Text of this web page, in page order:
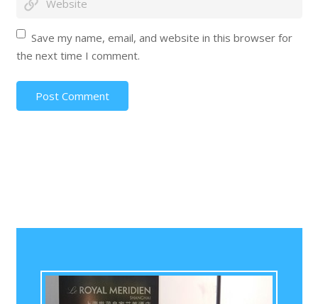
Save my name, email, and website in this browser for
the next time I comment.
Post Comment